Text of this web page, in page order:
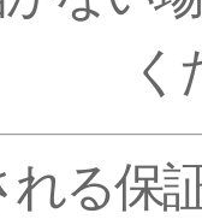
く
る保